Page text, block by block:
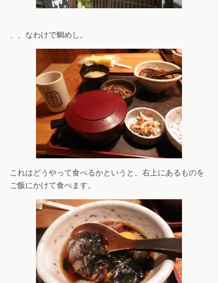
、、なわけで鯛めし。
これはどうやって食べるかというと、右上にあるものを
ご飯にかけて食べます。